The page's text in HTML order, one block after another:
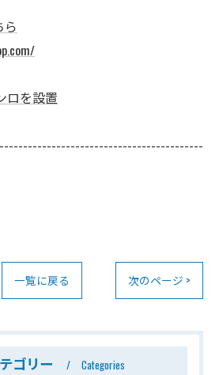
ら
ロを設置
一覧に戻る 次のページ >
ゴリー Categories